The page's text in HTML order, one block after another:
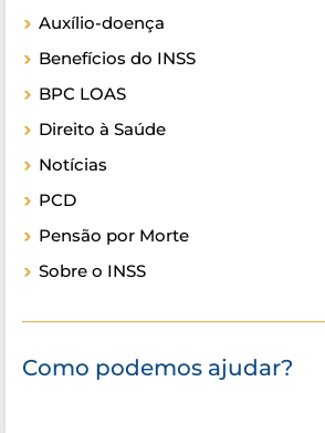
Auxílio-doença
Benefícios do INSS
BPC LOAS
Direito à Saúde
Notícias
PCD
Pensão por Morte
Sobre o INSS
Como podemos ajudar?